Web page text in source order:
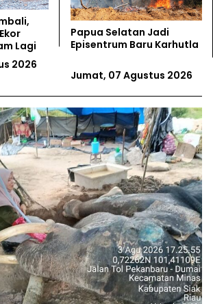
Indonesia... Tanah Apiku
Jumat, 07 Agustus 2026
Aktivis
Sengketa
Lingkungan